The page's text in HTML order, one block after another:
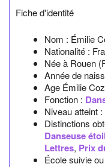
Fiche d'identité
Nom : Émilie
Nationalité :
Née à Rouen
Année de
Age Émilie
Fonction :
Niveau atteint
Distinctions
Danseuse
Lettres, Prix
École suivie